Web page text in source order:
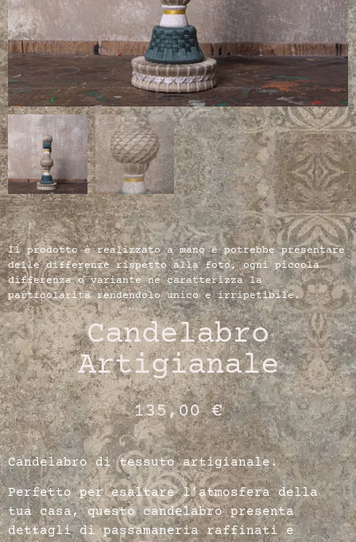
Il prodotto è realizzato a mano e potrebbe presentare
delle differenze rispetto alla foto, ogni piccola
differenza o variante ne caratterizza la
particolarità rendendolo unico e irripetibile.
Candelabro
Artigianale
135,00€
Candelabro di tessuto artigianale.
Perfetto per esaltare l’atmosfera della
tua casa, questo candelabro presenta
dettagli di passamaneria raffinati e